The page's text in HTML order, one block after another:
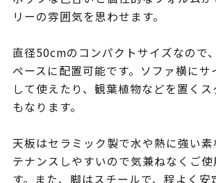
リーの雰囲気を思わせます。
直径50cmのコンパクトサイズなので
ペースに配置可能です。ソファ横にサ
して使えたり、観葉植物などを置く
もなります。
天板はセラミック製で水や熱に強い
テナンスしやすいので気兼ねなくご
す。また、脚はスチールで、程よく安